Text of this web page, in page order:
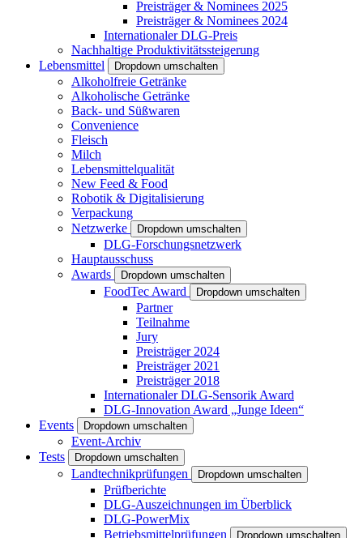
Preisträger & Nominees 2025
Preisträger & Nominees 2024
Internationaler DLG-Preis
Nachhaltige Produktivitätssteigerung
Lebensmittel
Dropdown umschalten
Alkoholfreie Getränke
Alkoholische Getränke
Back- und Süßwaren
Convenience
Fleisch
Milch
Lebensmittelqualität
New Feed & Food
Robotik & Digitalisierung
Verpackung
Netzwerke
Dropdown umschalten
DLG-Forschungsnetzwerk
Hauptausschuss
Awards
Dropdown umschalten
FoodTec Award Dropdown umschalten
Partner
Teilnahme
Jury
Preisträger 2024
Preisträger 2021
Preisträger 2018
Internationaler DLG-Sensorik Award
DLG-Innovation Award „Junge Ideen“
Events
Dropdown umschalten
Event-Archiv
Tests
Dropdown umschalten
Landtechnikprüfungen Dropdown umschalten
Prüfberichte
DLG-Auszeichnungen im Überblick
DLG-PowerMix
Betriebsmittelprüfungen
Dropdown umschalten